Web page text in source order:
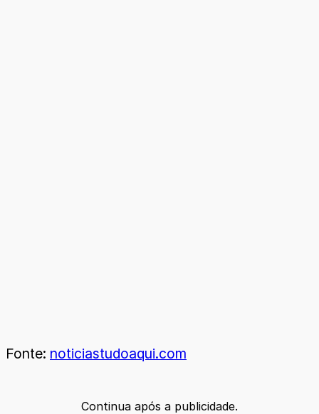
Fonte: noticiastudoaqui.com
Continua após a publicidade.